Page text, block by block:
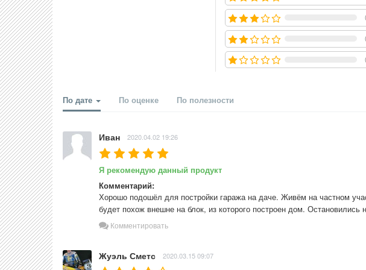
По дате По оценке По полезности
Иван 2020.04.02 19:26
Я рекомендую данный продукт
Комментарий:
Хорошо подошёл для постройки гаража на даче. Живём на частном
будет похож внешне на блок, из которого построен дом.
Комментировать
Жуэль Сметс 2020.03.15 09:07